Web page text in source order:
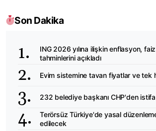
Son Dakika
ING 2026 yılına ilişkin enflasyon,
tahminlerini açıkladı
Evim sistemine tavan fiyatlar ve tek
232 belediye başkanı CHP'den
Terörsüz Türkiye'de yasal
edilecek